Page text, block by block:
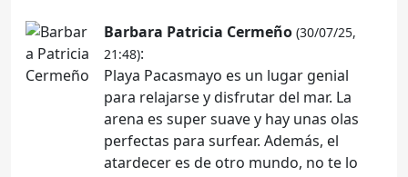
Barbara Patricia Cermeño (30/07/25,
21:48):
Playa Pacasmayo es un lugar genial
para relajarse y disfrutar del mar. La
arena es super suave y hay unas olas
perfectas para surfear. Además, el
atardecer es de otro mundo, no te lo